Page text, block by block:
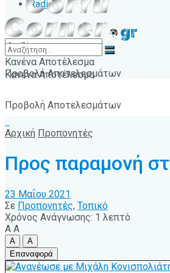
Radio
Κανένα Αποτέλεσμα
Προβολή Αποτελεσμάτων
Κανένα Αποτέλεσμα
Προβολή Αποτελεσμάτων
Αρχική Προπονητές
Προς παραμονή
23 Μαΐου 2021
Σε Προπονητές, Τοπικό
Χρόνος Ανάγνωσης: 1 λεπτό
A A
A
A
Επαναφορά